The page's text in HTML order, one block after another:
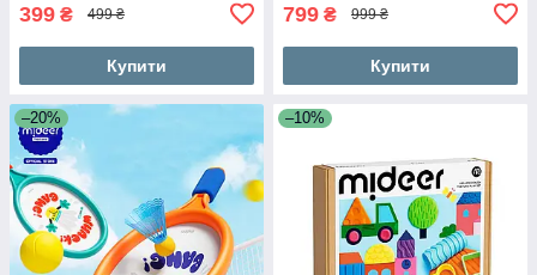
399 ₴ 499 ₴
Купити
799 ₴ 999 ₴
Купити
–20% –10%